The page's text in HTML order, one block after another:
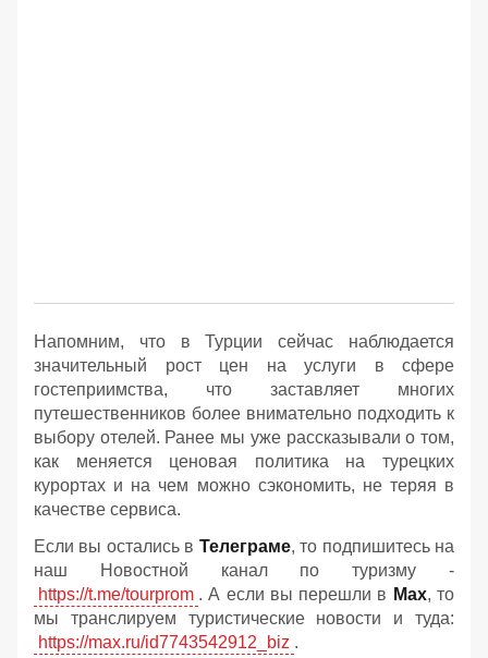
Напомним, что в Турции сейчас наблюдается
значительный рост цен на услуги в сфере
гостеприимства, что заставляет многих
путешественников более внимательно подходить к
выбору отелей. Ранее мы уже рассказывали о том,
как меняется ценовая политика на турецких
курортах и на чем можно сэкономить, не теряя в
качестве сервиса.
Если вы остались в Телеграме, то подпишитесь на
наш Новостной канал по туризму -
https://t.me/tourprom . А если вы перешли в Мах, то
мы транслируем туристические новости и туда:
https://max.ru/id7743542912_biz .